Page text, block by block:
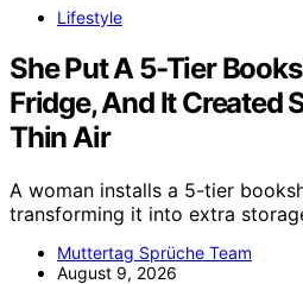
Lifestyle
She Put A 5-Tier
Fridge, And It Created
Thin Air
A woman installs a 5-tier
transforming it into extra
Muttertag Sprüche Team
August 9, 2026